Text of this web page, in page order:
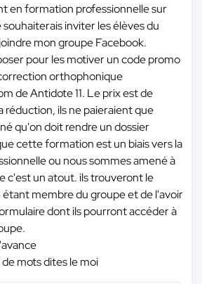
en formation professionnelle sur
inviter les élèves du
mon groupe Facebook.
pour les motiver un code promo
orthophonique
de Antidote 11. Le prix est de
réduction, ils ne paieraient que
qu'on doit rendre un dossier
cette formation est un biais vers la
ou nous sommes amené à
c'est un atout. ils trouveront le
étant membre du groupe et de l'avoir
dont ils pourront accéder à
mots dites le moi